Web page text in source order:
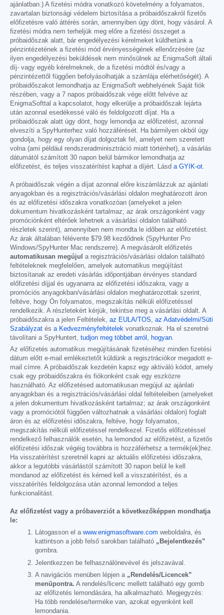
ajánlatban.) A fizetési módra vonatkozó követelmény a folyamatos,
zavartalan biztonsági védelem biztosítása a próbaidőszakról fizetős
előfizetésre való áttérés során, amennyiben úgy dönt, hogy vásárol. A
fizetési módra nem terheljük meg előre a fizetési összeget a
próbaidőszak alatt, bár engedélyezési kérelmeket küldhetünk a
pénzintézetének a fizetési mód érvényességének ellenőrzésére (az
ilyen engedélyezési beküldések nem minősülnek az EnigmaSoft általi
díj- vagy egyéb kérelmeknek, de a fizetési módtól és/vagy a
pénzintézettől függően befolyásolhatják a számlája elérhetőségét). A
próbaidőszakot lemondhatja az EnigmaSoft webhelyének Saját fiók
részében, vagy a 7 napos próbaidőszak vége előtt felvéve az
EnigmaSofttal a kapcsolatot, hogy elkerülje a próbaidőszak lejárta
után azonnal esedékessé váló és feldolgozott díjat. Ha a
próbaidőszak alatt úgy dönt, hogy lemondja az előfizetést, azonnal
elveszíti a SpyHunterhez való hozzáférését. Ha bármilyen okból úgy
gondolja, hogy egy olyan díjat dolgoztak fel, amelyet nem szeretett
volna (ami például rendszeradminisztráció miatt történhet), a vásárlás
dátumától számított 30 napon belül bármikor lemondhatja az
előfizetést, és teljes visszatérítést kaphat a díjért. Lásd a GYIK-ot.
A próbaidőszak végén a díjat azonnal előre kiszámlázzuk az ajánlati
anyagokban és a regisztrációs/vásárlási oldalon meghatározott áron
és az előfizetési időszakra vonatkozóan (amelyeket a jelen
dokumentum hivatkozásként tartalmaz; az árak országonként vagy
promóciónként eltérőek lehetnek a vásárlási oldalon található
részletek szerint), amennyiben nem mondta le időben az előfizetést.
Az árak általában félévente $79.98 kezdődnek (SpyHunter Pro
Windows/SpyHunter Mac rendszerre). A megvásárolt előfizetés
automatikusan megújul
a regisztrációs/vásárlási oldalon található
feltételeknek megfelelően, amelyek automatikus megújítást
biztosítanak az eredeti vásárlás időpontjában érvényes standard
előfizetési díjjal és ugyanarra az előfizetési időszakra, vagy a
promóciós anyagokban/vásárlási oldalon meghatározottak szerint,
feltéve, hogy Ön folyamatos, megszakítás nélküli előfizetéssel
rendelkezik. A részletekért kérjük, tekintse meg a vásárlási oldalt. A
próbaidőszakra a jelen Feltételek, az EULA/TOS, az Adatvédelmi/Süti
Szabályzat és a Kedvezményfeltételek vonatkoznak. Ha el szeretné
távolítani a SpyHuntert, tudjon meg többet arról, hogyan.
Az előfizetés automatikus megújításának fizetéséhez minden fizetési
dátum előtt e-mail emlékeztetőt küldünk a regisztrációkor megadott e-
mail címre. A próbaidőszak kezdetén kapsz egy aktiváló kódot, amely
csak egy próbaidőszakra és fiókonként csak egy eszközre
használható. Az előfizetésed automatikusan megújul az ajánlati
anyagokban és a regisztrációs/vásárlási oldal feltételeiben (amelyeket
a jelen dokumentum hivatkozásként tartalmaz; az árak országonként
vagy a promóciótól függően változhatnak a vásárlási oldalon) foglalt
áron és az előfizetési időszakra, feltéve, hogy folyamatos,
megszakítás nélküli előfizetéssel rendelkezel. Fizetős előfizetéssel
rendelkező felhasználók esetén, ha lemondod az előfizetést, a fizetős
előfizetési időszak végéig továbbra is hozzáférhetsz a termék(ek)hez.
Ha visszatérítést szeretnél kapni az aktuális előfizetési időszakra,
akkor a legutóbbi vásárlástól számított 30 napon belül le kell
mondanod az előfizetést és kérned kell a visszatérítést, és a
visszatérítés feldolgozása után azonnal lemondod a teljes
funkcionalitást.
Az előfizetést vagy a próbaverziót a következőképpen mondhatja
le:
Látogasson el a www.enigmasoftware.com weboldalra, és
kattintson a jobb felső sarokban található „Bejelentkezés”
gombra.
Jelentkezzen be felhasználónevével és jelszavával.
A navigációs menüben lépjen a „Rendelés/Licencek”
menüpontra. A rendelés/licenc mellett található egy gomb
az előfizetés lemondására, ha alkalmazható. Megjegyzés:
Ha több rendelése/terméke van, azokat egyenként kell
lemondania.